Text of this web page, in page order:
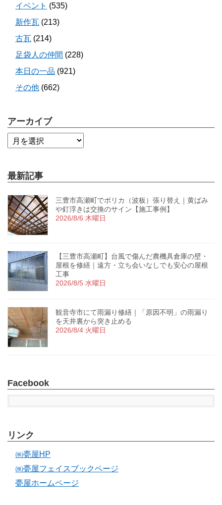
イベント (535)
新作瓦 (213)
古瓦 (214)
足袋人の仲間 (228)
本日の一品 (921)
その他 (662)
アーカイブ
最新記事
三豊市高瀬町でポリカ（波板）張り替え｜黄ばみ
や釘浮きは交換のサイン【施工事例】
2026/8/6 木曜日
【三豊市高瀬町】台風で傷んだ農機具倉庫の壁・
屋根を修繕｜遠方・立ち会いなしでも安心の屋根
工事
2026/8/5 水曜日
観音寺市にて雨漏り修繕｜「原因不明」の雨漏り
を天井裏から突き止める
2026/8/4 火曜日
Facebook
リンク
㈱甍屋HP
㈱甍屋フェイスブックページ
甍屋ホームページ